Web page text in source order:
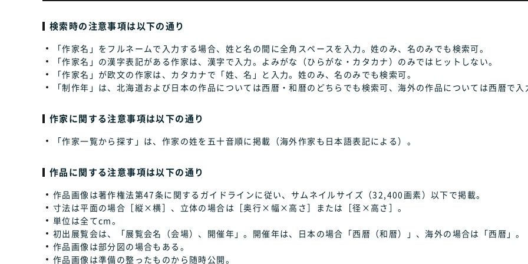
検索時の注意事項は以下の通り
「作家名」をフルネームで入力する場合、姓と名の間に全角スペースを入力。姓のみ、名のみでも検索可。
「作家名」の漢字表記がある作家は、漢字で入力。よみがな（ひらがな・カタカナ）のみではヒットしない。
「作家名」が欧文の作家は、カタカナで「姓、名」と入力。姓のみ、名のみでも検索可。
「制作年」は、北海道および日本の作品については西暦・和暦のどちらでも検索可、海外の作品については西暦で入
作家に関する注意事項は以下の通り
「作家一覧から探す」は、作家の姓を五十音順に掲載（海外作家も日本語表記による）。
作品に関する注意事項は以下の通り
作品画像は著作権法第47条に関するガイドラインに従い、サムネイルサイズ（32,400画素）以下で掲載。
寸法は平面の場合［縦×横］、立体の場合は［奥行×幅×高さ］または［径×高さ］。
単位は全てcm。
初出展覧会は、「展覧会名（会場）、開催年」。開催年は、日本の場合「西暦（和暦）」、海外の場合は「西暦」。
作品画像は部分図の場合もある。
作品画像は準備の整ったものから随時公開。